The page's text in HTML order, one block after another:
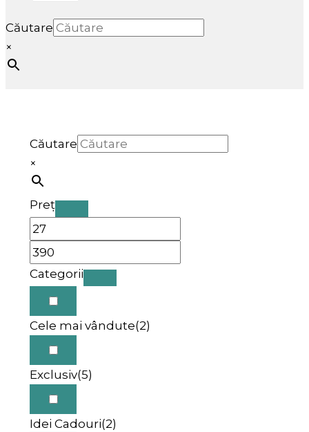
Căutare
×
Căutare
×
Preț
Categorii
Cele mai vândute(2)
Exclusiv(5)
Idei Cadouri(2)